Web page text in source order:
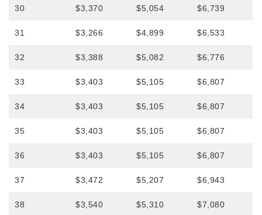
30 $3,370 $5,054 $6,739
31 $3,266 $4,899 $6,533
32 $3,388 $5,082 $6,776
33 $3,403 $5,105 $6,807
34 $3,403 $5,105 $6,807
35 $3,403 $5,105 $6,807
36 $3,403 $5,105 $6,807
37 $3,472 $5,207 $6,943
38 $3,540 $5,310 $7,080